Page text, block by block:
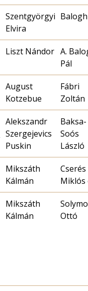
Szentgyörgyi
Elvira
Liszt Nándor A.
Pál
August
Kotzebue
Fábri
Zoltán
Alekszandr
Szergejevics
Puskin
Baksa-
Soós
László
Mikszáth
Kálmán
Cserés
Miklós
Mikszáth
Kálmán
Ottó